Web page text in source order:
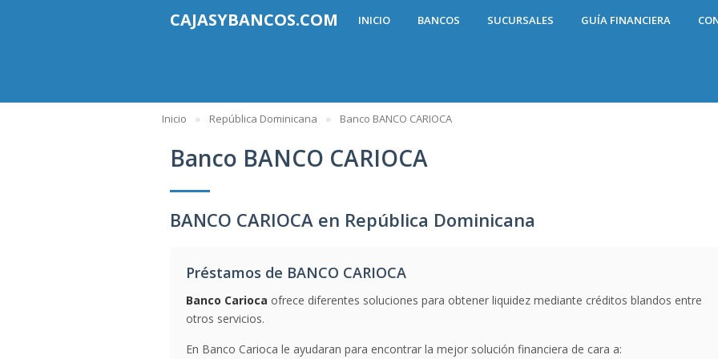
CAJASYBANCOS.COM INICIO BANCOS SUCURSALES GUÍA FINANCIERA
Inicio República Dominicana Banco BANCO CARIOCA
Banco BANCO CARIOCA
BANCO CARIOCA en República Dominicana
Préstamos de BANCO CARIOCA
Banco Carioca ofrece diferentes soluciones para obtener liquidez mediante créditos blandos entre
otros servicios.
En Banco Carioca le ayudaran para encontrar la mejor solución financiera de cara a: